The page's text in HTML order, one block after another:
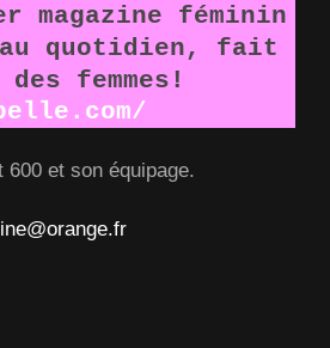
magazine féminin
quotidien, fait
femmes!
et son équipage.